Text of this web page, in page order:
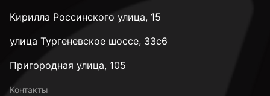
Кирилла Россинского улица, 15
улица Тургеневское шоссе, 33с6
Пригородная улица, 105
Контакты